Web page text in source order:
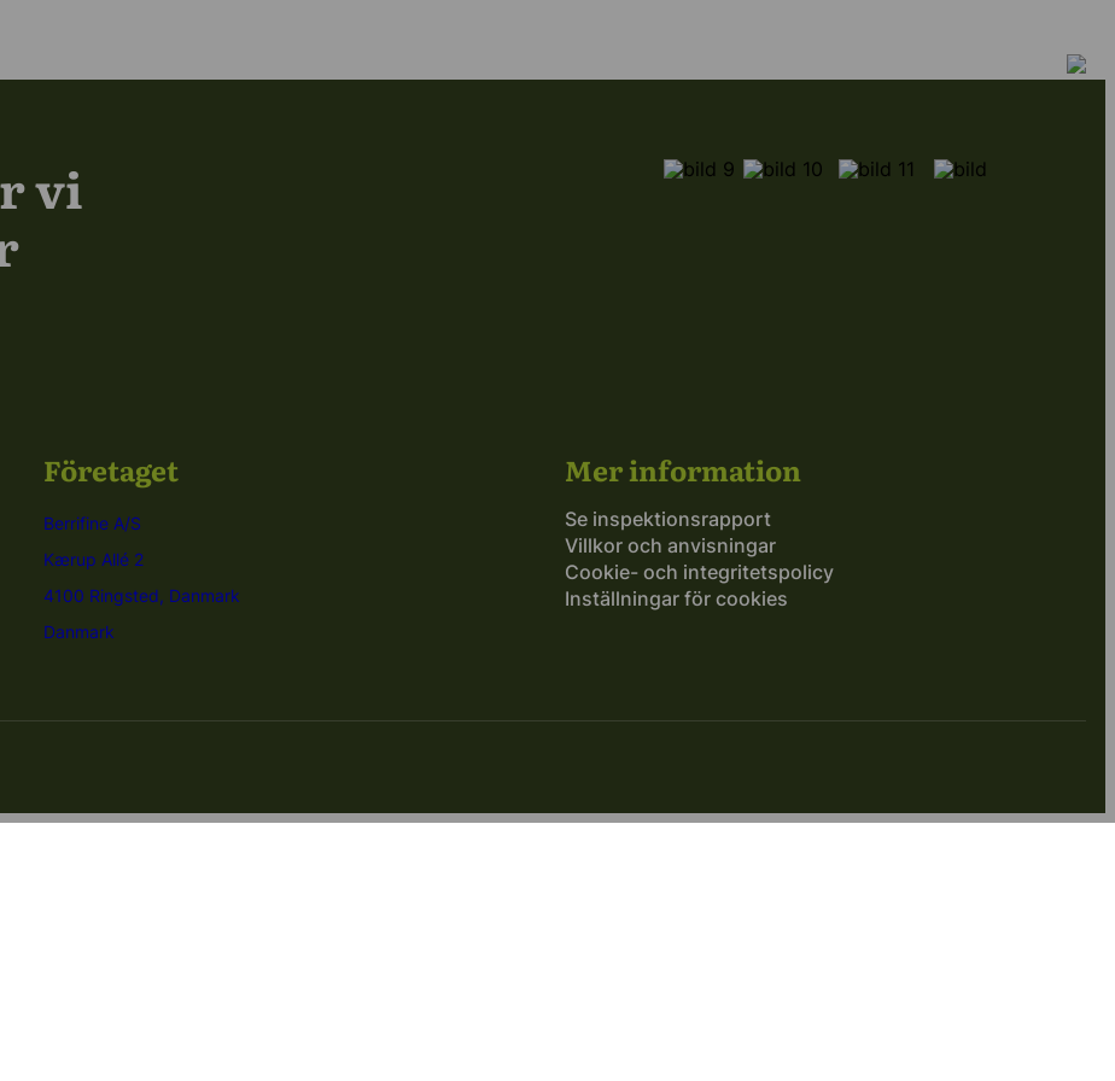
vi
Företaget
Berrifine A/S
Kærup Allé 2
4100 Ringsted, Danmark
Danmark
Mer information
Se inspektionsrapport
Villkor och anvisningar
Cookie- och integritetspolicy
Inställningar för cookies